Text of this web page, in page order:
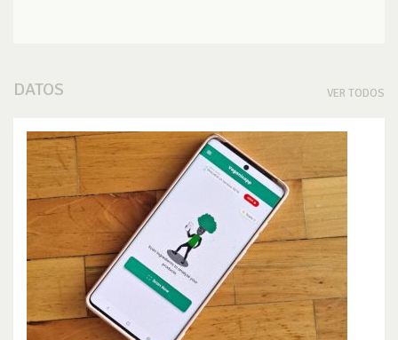
DATOS VER TODOS